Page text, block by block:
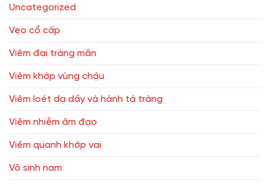
Uncategorized
Vẹo cổ cấp
Viêm đại tràng mãn
Viêm khớp vùng chậu
Viêm loét dạ dầy và hành tá tràng
Viêm nhiễm âm đạo
Viêm quanh khớp vai
Vô sinh nam